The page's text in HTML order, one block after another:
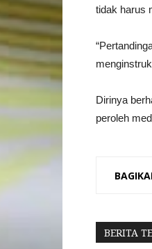
tidak harus
Dirinya
peroleh
BERITA